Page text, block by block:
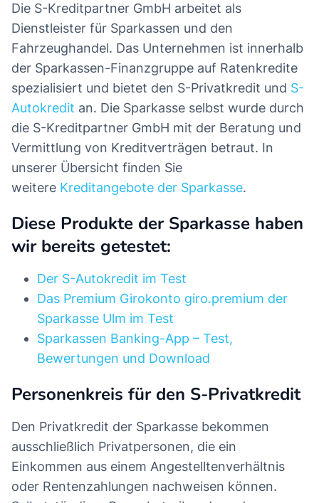
Die S-Kreditpartner GmbH arbeitet als
Dienstleister für Sparkassen und den
Fahrzeughandel. Das Unternehmen ist innerhalb
der Sparkassen-Finanzgruppe auf Ratenkredite
spezialisiert und bietet den S-Privatkredit und S-
Autokredit an. Die Sparkasse selbst wurde durch
die S-Kreditpartner GmbH mit der Beratung und
Vermittlung von Kreditverträgen betraut. In
unserer Übersicht finden Sie
weitere Kreditangebote der Sparkasse.
Diese Produkte der Sparkasse haben
wir bereits getestet:
Der S-Autokredit im Test
Das Premium Girokonto giro.premium der
Sparkasse Ulm im Test
Sparkassen Banking-App – Test,
Bewertungen und Download
Personenkreis für den S-Privatkredit
Den Privatkredit der Sparkasse bekommen
ausschließlich Privatpersonen, die ein
Einkommen aus einem Angestelltenverhältnis
oder Rentenzahlungen nachweisen können.